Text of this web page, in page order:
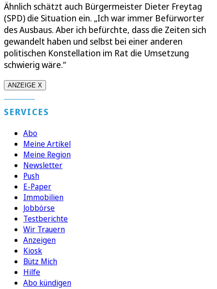
Ähnlich schätzt auch Bürgermeister Dieter Freytag
(SPD) die Situation ein. „Ich war immer Befürworter
des Ausbaus. Aber ich befürchte, dass die Zeiten sich
gewandelt haben und selbst bei einer anderen
politischen Konstellation im Rat die Umsetzung
schwierig wäre.“
ANZEIGE X
SERVICES
Abo
Meine Artikel
Meine Region
Newsletter
Push
E-Paper
Immobilien
Jobbörse
Testberichte
Wir Trauern
Anzeigen
Kiosk
Bütz Mich
Hilfe
Abo kündigen